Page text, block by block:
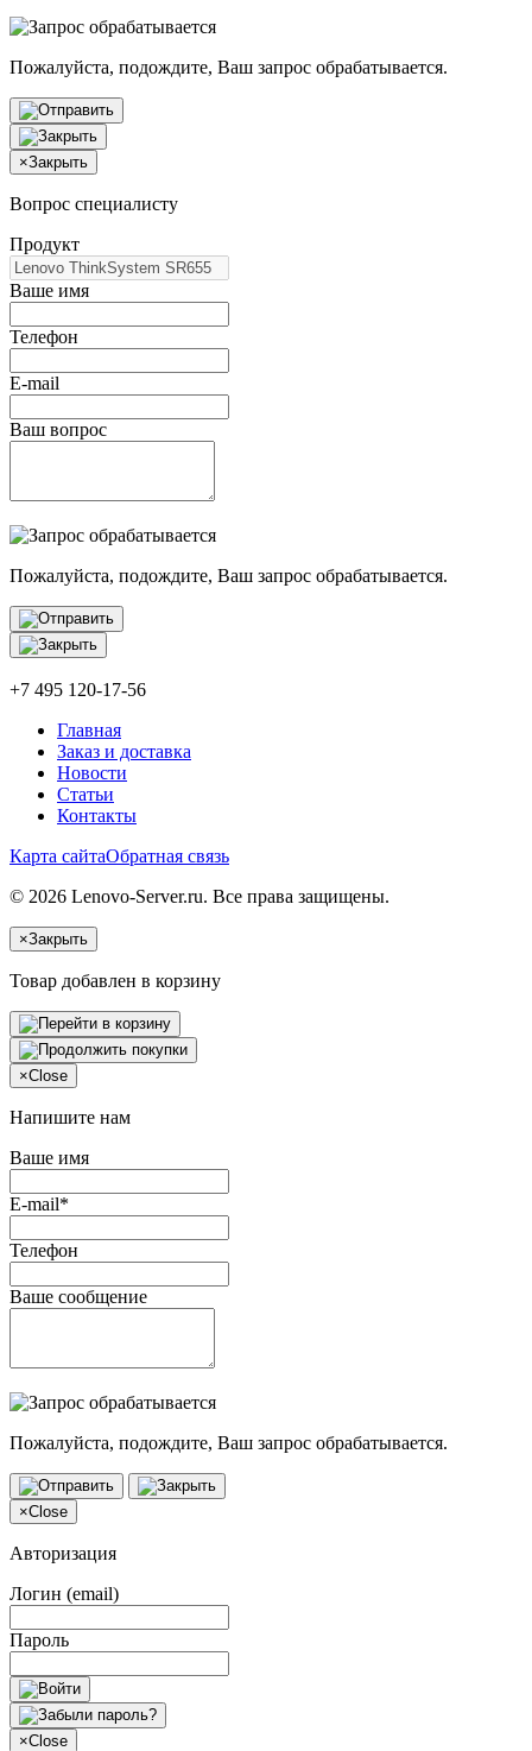
Пожалуйста, подождите, Ваш запрос обрабатывается.
×Закрыть
Вопрос специалисту
Продукт
Ваше имя
Телефон
E-mail
Ваш вопрос
Пожалуйста, подождите, Ваш запрос обрабатывается.
+7 495 120-17-56
Главная
Заказ и доставка
Новости
Статьи
Контакты
Карта сайтаОбратная связь
© 2026 Lenovo-Server.ru. Все права защищены.
×Закрыть
Товар добавлен в корзину
×Close
Напишите нам
Ваше имя
E-mail*
Телефон
Ваше сообщение
Пожалуйста, подождите, Ваш запрос обрабатывается.
×Close
Авторизация
Логин (email)
Пароль
×Close